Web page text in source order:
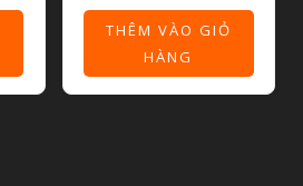
THÊM VÀO GIỎ
HÀNG